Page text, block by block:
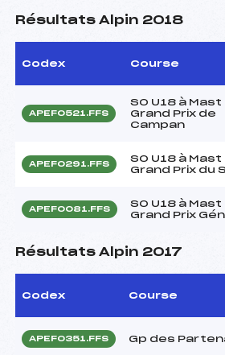
Résultats Alpin 2018
Codex Course
APEF0521.FFS
SO U18 à Mast
Grand Prix de
Campan
APEF0291.FFS
SO U18 à Mast
Grand Prix du
APEF0081.FFS
SO U18 à Mast
Grand Prix
Résultats Alpin 2017
Codex Course
APEF0351.FFS Gp des